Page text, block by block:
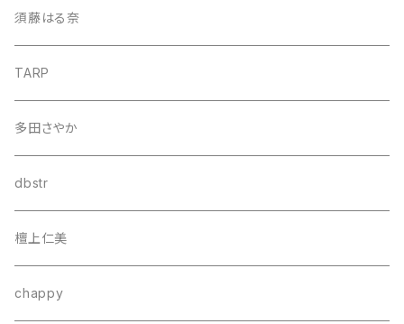
須藤はる奈
TARP
多田さやか
dbstr
檀上仁美
chappy